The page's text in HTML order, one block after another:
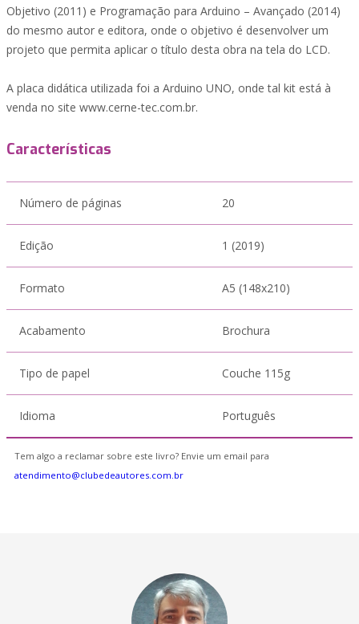
Objetivo (2011) e Programação para Arduino – Avançado (2014)
do mesmo autor e editora, onde o objetivo é desenvolver um
projeto que permita aplicar o título desta obra na tela do LCD.
A placa didática utilizada foi a Arduino UNO, onde tal kit está à
venda no site www.cerne-tec.com.br.
Características
Número de páginas 20
Edição 1 (2019)
Formato A5 (148x210)
Acabamento Brochura
Tipo de papel Couche 115g
Idioma Português
Tem algo a reclamar sobre este livro? Envie um email para
atendimento@clubedeautores.com.br